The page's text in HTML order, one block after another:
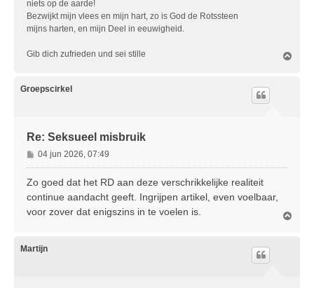
niets op de aarde!
Bezwijkt mijn vlees en mijn hart, zo is God de Rotssteen
mijns harten, en mijn Deel in eeuwigheid.
Gib dich zufrieden und sei stille
Groepscirkel
Re: Seksueel misbruik
B
e
c
h
04 jun 2026, 07:49
Zo goed dat het RD aan deze verschrikkelijke realiteit
continue aandacht geeft. Ingrijpen artikel, even voelbaar,
voor zover dat enigszins in te voelen is.
Martijn